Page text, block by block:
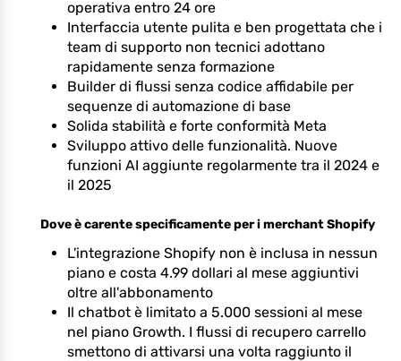
operativa entro 24 ore
Interfaccia utente pulita e ben progettata che i
team di supporto non tecnici adottano
rapidamente senza formazione
Builder di flussi senza codice affidabile per
sequenze di automazione di base
Solida stabilità e forte conformità Meta
Sviluppo attivo delle funzionalità. Nuove
funzioni AI aggiunte regolarmente tra il 2024 e
il 2025
Dove è carente specificamente per i merchant Shopify
L'integrazione Shopify non è inclusa in nessun
piano e costa 4.99 dollari al mese aggiuntivi
oltre all'abbonamento
Il chatbot è limitato a 5.000 sessioni al mese
nel piano Growth. I flussi di recupero carrello
smettono di attivarsi una volta raggiunto il